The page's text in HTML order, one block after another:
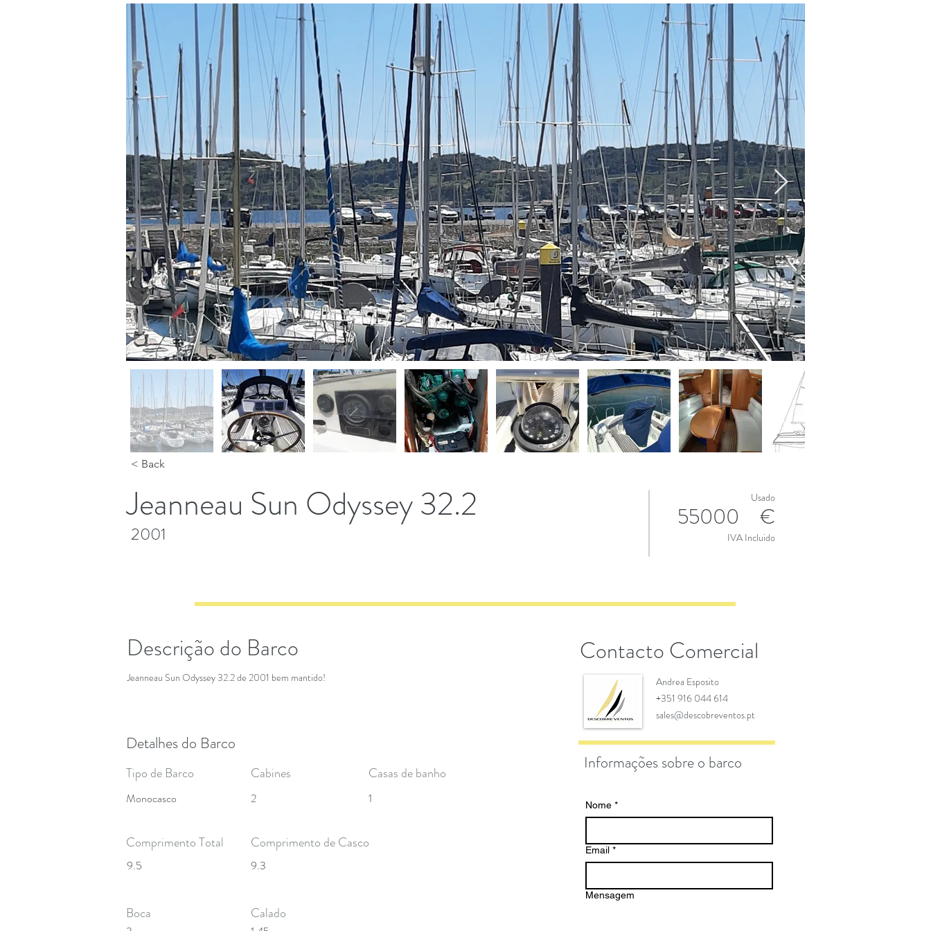
< Back
Jeanneau Sun Odyssey 32.2
2001
Usado
55000 €
IVA Incluido
Descrição do Barco
Jeanneau Sun Odyssey 32.2 de 2001 bem mantido!
Detalhes do Barco
Tipo de Barco
Monocasco
Cabines Casas de banho
2 1
Comprimento Total
9.5
Comprimento de Casco
9.3
Boca Calado
Contacto Comercial
Andrea Esposito
+351 916 044 614
sales@descobreventos.pt
Informações sobre o barco
Nome *
Email *
Mensagem